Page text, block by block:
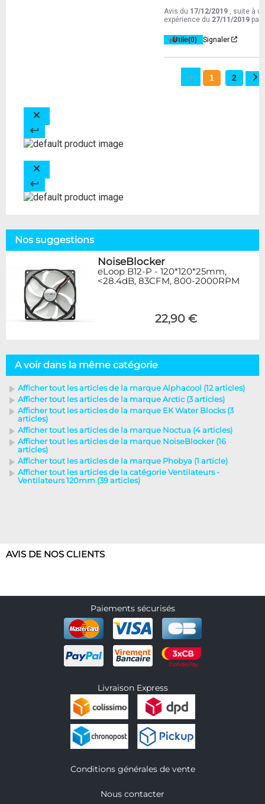
Avis du 17/12/2019
, suite à
expérience du 27/11/2019 par
Utile(0) Signaler
1 2
Nos suggestions
NoiseBlocker
eLoop B12-P - 120*120*25mm,
<28.4dB, 83CFM, 800-2000RPM
22,90 €
A voir dans la même catégorie
Afficher tout les articles de la marque Alphacool (12 articles)
Afficher tout les articles de la marque Arctic (3 articles)
Afficher tout les articles de la marque EK Water Blocks (3
articles)
Afficher tout les articles de la marque Noctua (4 articles)
Afficher tout les articles de la marque NoiseBlocker (16
articles)
Afficher tout les articles de la marque Phobya (1 article)
Afficher tout les articles de la catégorie Ventilateurs -
Ventilateurs 120mm (39 articles)
AVIS DE NOS CLIENTS
Paiements sécurisés
Livraison Express
Conditions générales de vente
Nous contacter